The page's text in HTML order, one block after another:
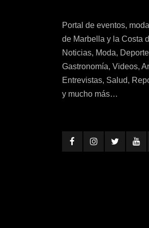
Portal de eventos,
de Marbella y la Costa
Noticias, Moda,
Gastronomía, Videos,
Entrevistas, Salud,
y mucho más…